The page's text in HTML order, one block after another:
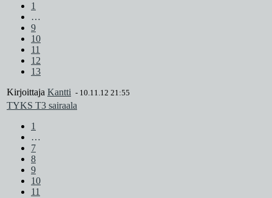
1
…
9
10
11
12
13
Kirjoittaja Kantti - 10.11.12 21:55
TYKS T3 sairaala
1
…
7
8
9
10
11